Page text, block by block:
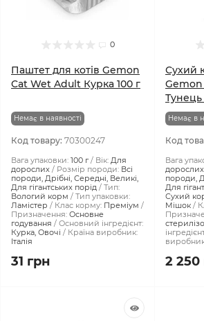
0
Паштет для котів Gemon
Cat Wet Adult Курка 100 г
Немає в наявності
Код товару: 70300247
Вага упаковки: 100 г Вік: Для
дорослих
Розмір породи: Всі
породи, Дрібні, Середні, Великі,
Для гігантських порід
Тип:
Вологий корм
Тип упаковки:
Ламістер
Клас корму: Преміум
Призначення: Основне
годування
Основний інгредієнт:
Курка, Овочі
Країна виробник:
Італія
31 грн
Сухий
Тунець
Немає в
Код
Вага
дорослих
породи,
Для
Сухий
Мішок
2 250